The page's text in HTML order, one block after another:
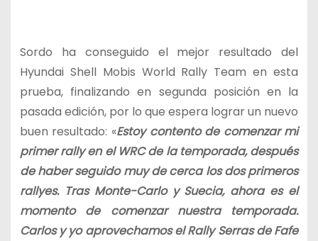
Sordo ha conseguido el mejor resultado del
Hyundai Shell Mobis World Rally Team en esta
prueba, finalizando en segunda posición en la
pasada edición, por lo que espera lograr un nuevo
buen resultado: «Estoy contento de comenzar mi
primer rally en el WRC de la temporada, después
de haber seguido muy de cerca los dos primeros
rallyes. Tras Monte-Carlo y Suecia, ahora es el
momento de comenzar nuestra temporada.
Carlos y yo aprovechamos el Rally Serras de Fafe